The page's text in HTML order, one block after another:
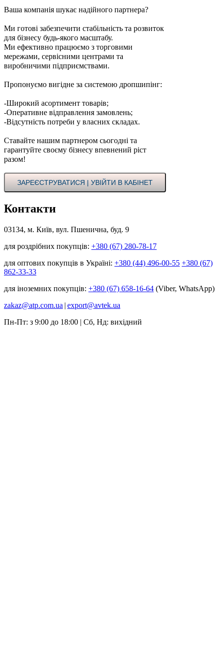
Ваша компанія шукає надійного партнера?
Ми готові забезпечити стабільність та розвиток
для бізнесу будь-якого масштабу.
Ми ефективно працюємо з торговими
мережами, сервісними центрами та
виробничими підприємствами.
Пропонуємо вигідне за системою дропшипінг:
-Широкий асортимент товарів;
-Оперативне відправлення замовлень;
-Відсутність потреби у власних складах.
Ставайте нашим партнером сьогодні та
гарантуйте своєму бізнесу впевнений ріст
разом!
ЗАРЕЄСТРУВАТИСЯ | УВІЙТИ В КАБІНЕТ
Контакти
03134, м. Київ, вул. Пшенична, буд. 9
для роздрібних покупців: +380 (67) 280-78-17
для оптових покупців в Україні: +380 (44) 496-00-55 +380 (67)
862-33-33
для іноземних покупців: +380 (67) 658-16-64 (Viber, WhatsApp)
zakaz@atp.com.ua | export@avtek.ua
Пн-Пт: з 9:00 до 18:00 | Сб, Нд: вихідний